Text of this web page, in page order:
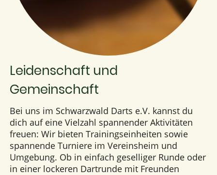
Leidenschaft und
Gemeinschaft
Bei uns im Schwarzwald Darts e.V. kannst du
dich auf eine Vielzahl spannender Aktivitäten
freuen: Wir bieten Trainingseinheiten sowie
spannende Turniere im Vereinsheim und
Umgebung. Ob in einfach geselliger Runde oder
in einer lockeren Dartrunde mit Freunden